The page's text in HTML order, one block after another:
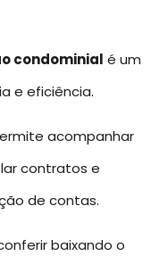
condominial é um
e eficiência.
acompanhar
contratos e
de contas.
baixando o